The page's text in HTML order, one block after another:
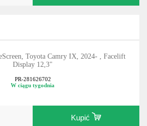
Toyota Camry IX, 2024- , Facelift
Display 12,3"
PR-281626702
W ciągu tygodnia
Kupić